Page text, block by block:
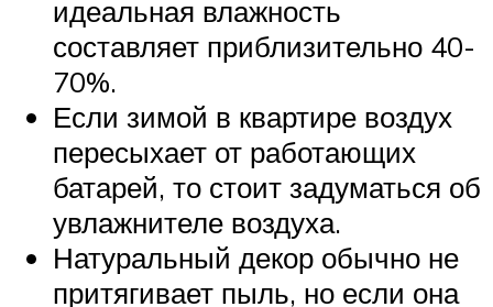
идеальная влажность
составляет приблизительно 40-
70%.
Если зимой в квартире воздух
пересыхает от работающих
батарей, то стоит задуматься об
увлажнителе воздуха.
Натуральный декор обычно не
притягивает пыль, но если она